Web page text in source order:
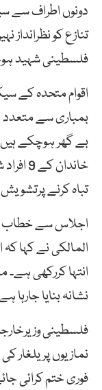
دونوں اطراف سے
فلسطینی شہید
اقوام متحدہ کے
بمباری سے متعدد
بے گھر ہوچکے
تباہ کرنے
اجلاس سے خطاب
المالکی نے کہا
انتہا کررکھی
نشانہ بنایا جارہا
فلسطینی
نمازیوں پر یلغار
فوری ختم کرائی